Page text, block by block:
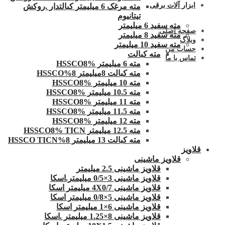
ابزار آلات برقی
صفحه اصلی
وبلاگ
حساب من
تماس با ما
مته مرغک 6 میلیمتر کبالتدار .روکش
تیتانیوم
مته سفید 6 میلیمتر
مته سفید 8 میلیمتر
مته سفید 10 میلیمتر
مته کبالت
مته 6 میلیمتر HSSCO8%
مته کبالت 8میلیمتر 8%HSSCO
مته 10 میلیمتر HSSCO8%
مته 10.5 میلیمتر HSSCO8%
مته 11 میلیمتر HSSCO8%
مته 11.5 میلیمتر HSSCO8%
مته 12 میلیمتر HSSCO8%
مته 12.5 میلیمتر HSSCO8% TICN
مته کبالت 13 میلیمتر 8%HSSCO TICN
قلاویز
قلاویز ماشینی
قلاویز ماشینی 2.5 میلیمتر
قلاویز ماشینی 3×0/5 میلیمتر.اسکا
قلاویز ماشینی 4X0/7 میلیمتر اسکا
قلاویز ماشینی 5×0/8 میلیمتر اسکا
قلاویز ماشینی 6×1 میلیمتر اسکا
قلاویز ماشینی 8×1.25 میلیمتر .اسکا